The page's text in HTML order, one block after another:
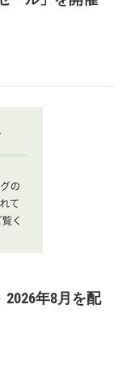
2026年8月を配